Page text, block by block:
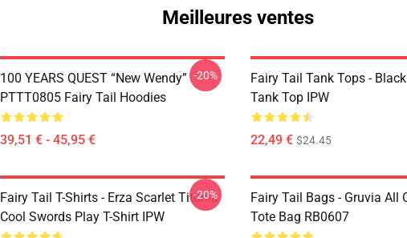
Meilleures ventes
100 YEARS QUEST “New Wendy”
PTTT0805 Fairy Tail Hoodies
39,51 € - 45,95 €
-20%
Fairy Tail Tank Tops -
Tank Top IPW
22,49 € $24.45
Fairy Tail T-Shirts - Erza Scarlet Titania
Cool Swords Play T-Shirt IPW
-20%
Fairy Tail Bags - Gruvia All
Tote Bag RB0607